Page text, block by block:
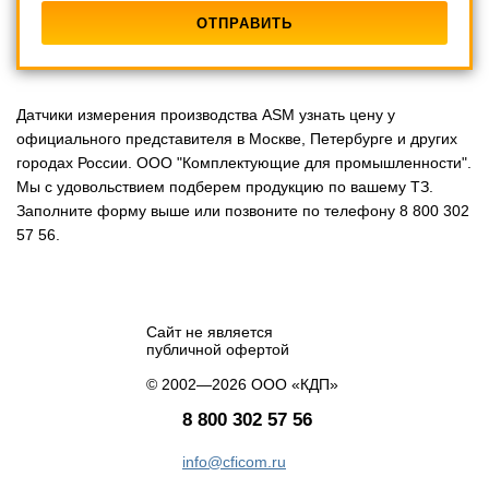
Датчики измерения производства ASM узнать цену у
официального представителя в Москве, Петербурге и других
городах России. ООО "Комплектующие для промышленности".
Мы с удовольствием подберем продукцию по вашему ТЗ.
Заполните форму выше или позвоните по телефону 8 800 302
57 56.
Сайт не является
публичной офертой
© 2002—2026 ООО «КДП»
8 800 302 57 56
info@cficom.ru